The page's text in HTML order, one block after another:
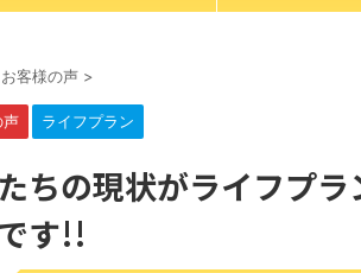
お客様の声 >
声 ライフプラン
ちの現状がライフプ
す!!